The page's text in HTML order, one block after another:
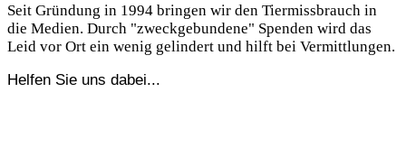
Seit Gründung in 1994 bringen wir den Tiermissbrauch in
die Medien. Durch "zweckgebundene" Spenden wird das
Leid vor Ort ein wenig gelindert und hilft bei Vermittlungen.
Helfen Sie uns dabei...